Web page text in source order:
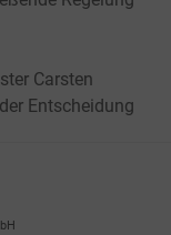
Carsten
Entscheidung